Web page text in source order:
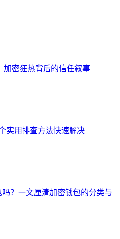
加密狂热背后的信任叙事
实用排查方法快速解决
吗？一文厘清加密钱包的分类与